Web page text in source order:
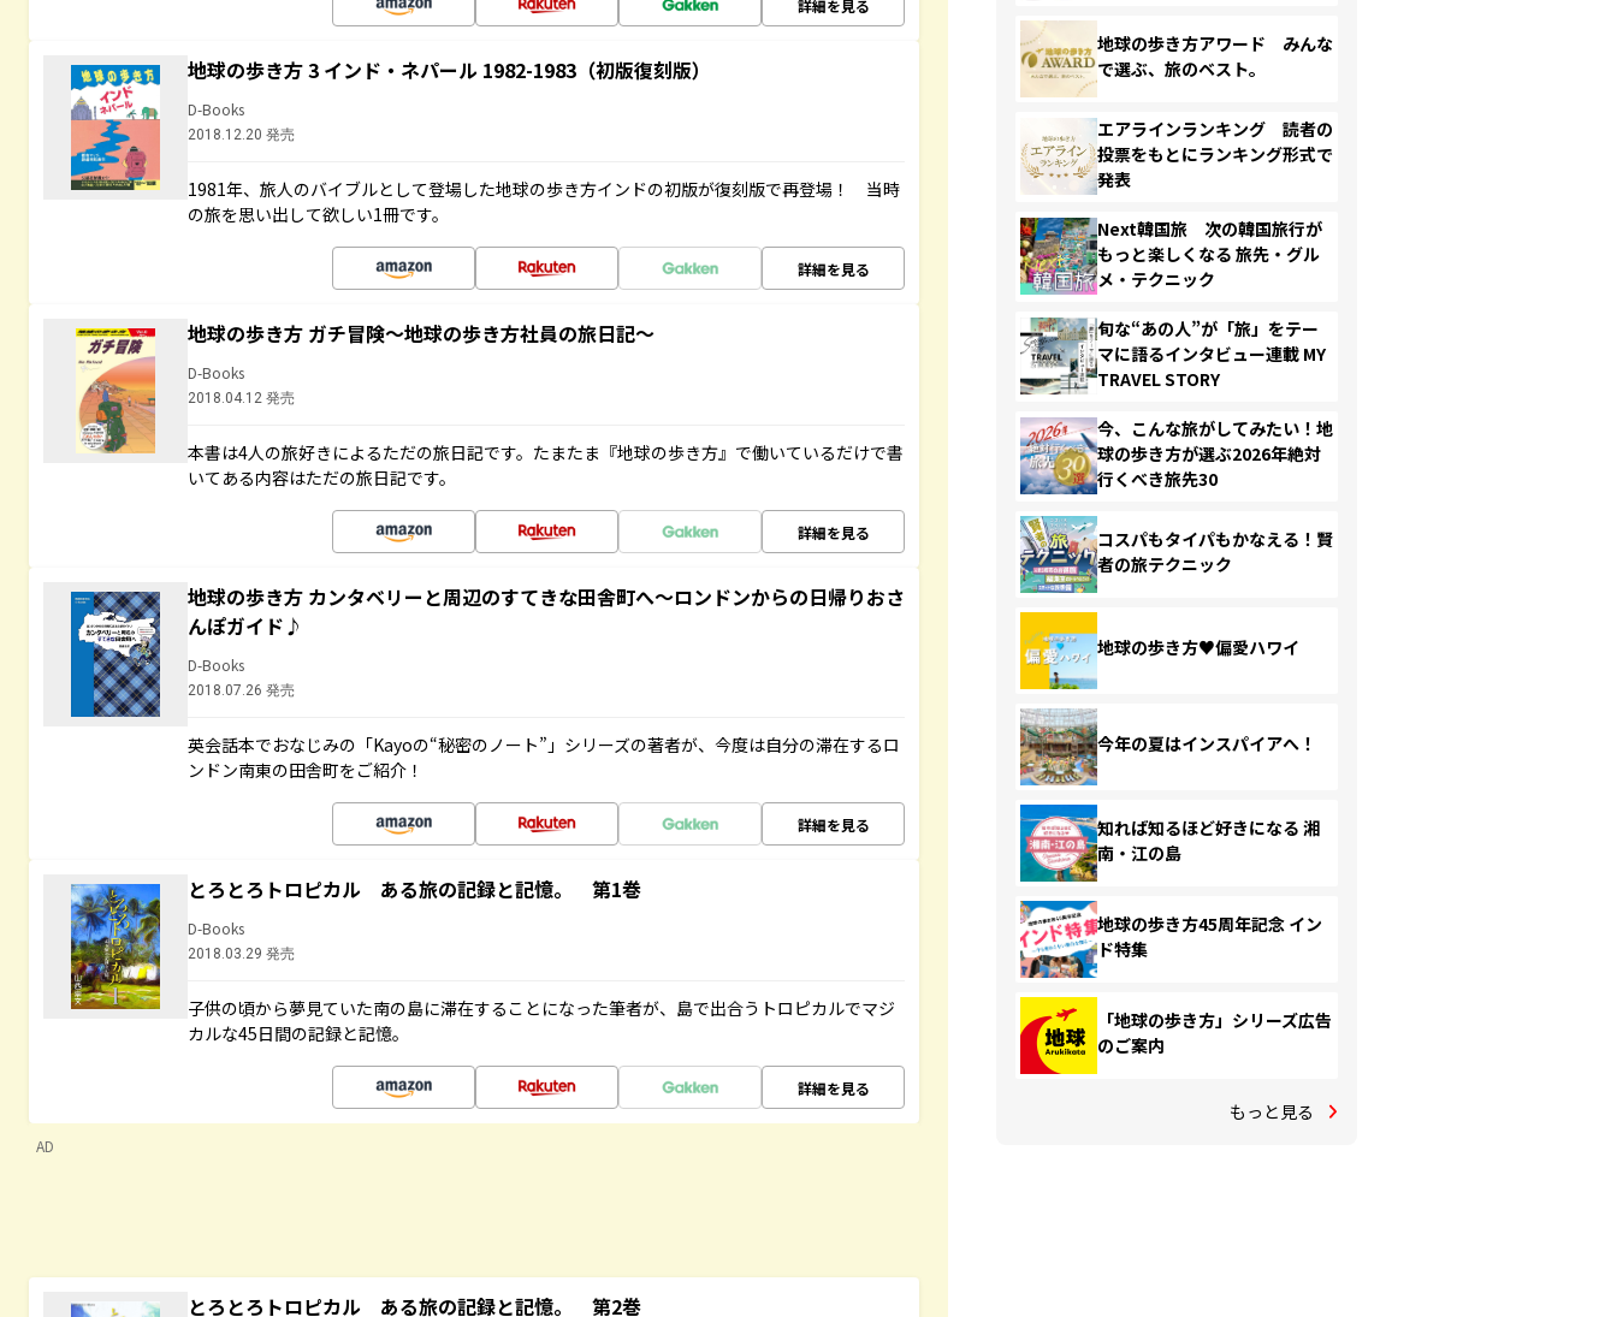
詳細を見る
地球の歩き方 3 インド・ネパール 1982-1983（初版復刻版）
D-Books
2018.12.20 発売
1981年、旅人のバイブルとして登場した地球の歩き方インドの初版が復刻版で再登場！ 当時
の旅を思い出して欲しい1冊です。
詳細を見る
地球の歩き方 ガチ冒険～地球の歩き方社員の旅日記～
D-Books
2018.04.12 発売
本書は4人の旅好きによるただの旅日記です。たまたま『地球の歩き方』で働いているだけで書
いてある内容はただの旅日記です。
詳細を見る
地球の歩き方 カンタベリーと周辺のすてきな田舎町へ～ロンドンからの日帰りおさ
んぽガイド♪
D-Books
2018.07.26 発売
英会話本でおなじみの「Kayoの“秘密のノート”」シリーズの著者が、今度は自分の滞在するロ
ンドン南東の田舎町をご紹介！
詳細を見る
とろとろトロピカル ある旅の記録と記憶。 第1巻
D-Books
2018.03.29 発売
子供の頃から夢見ていた南の島に滞在することになった筆者が、島で出合うトロピカルでマジ
カルな45日間の記録と記憶。
詳細を見る
AD
とろとろトロピカル ある旅の記録と記憶。 第2巻
地球の歩き方アワード みんな
で選ぶ、旅のベスト。
エアラインランキング 読者の
投票をもとにランキング形式で
発表
Next韓国旅 次の韓国旅行が
もっと楽しくなる 旅先・グル
メ・テクニック
旬な“あの人”が「旅」をテー
マに語るインタビュー連載 MY
TRAVEL STORY
今、こんな旅がしてみたい！地
球の歩き方が選ぶ2026年絶対
行くべき旅先30
コスパもタイパもかなえる！賢
者の旅テクニック
地球の歩き方♥偏愛ハワイ
今年の夏はインスパイアへ！
知れば知るほど好きになる 湘
南・江の島
地球の歩き方45周年記念 イン
ド特集
「地球の歩き方」シリーズ広告
のご案内
もっと見る